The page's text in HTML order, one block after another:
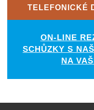
TELEFONICKÉ
ON-LINE
SCHŮZKY S
NA